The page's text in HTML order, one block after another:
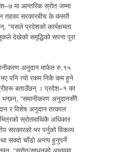
मा आन्तरिक स्रोत जम्मा
तहका सरकारबीच के कसरी
“यसले प्रदेशको कार्यक्षमता
देखेको समृद्धिको सपना पूरा
अनुदान मार्फत रु.१५
पनि त्यो रकम निकै कम हुने
बताउँछन् । प्रदेश–१ का
भन्छन्, “समानीकरण अनुदानसँगै
र विशेष अनुदान तत्काल
स्रोतमाथिकै अधिकार
सरकारको भर पर्नुको विकल्प
सक्दो चाँडो अन्त्य हुनुपर्ने
“स्रोत/साधनको अभावमा